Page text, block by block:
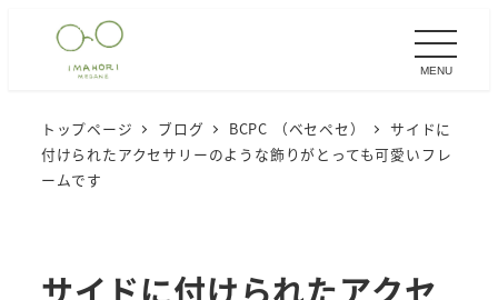
MENU
トップページ ブログ BCPC （ベセペセ）
サイドに
付けられたアクセサリーのような飾りがとっても可愛いフレ
ームです
サイドに付けられたアクセ